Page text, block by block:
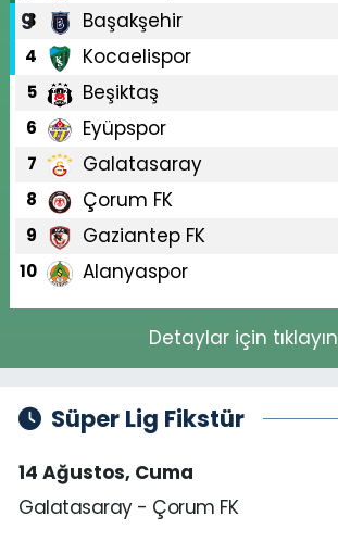
3 Başakşehir
4 Kocaelispor
5 Beşiktaş
6 Eyüpspor
7 Galatasaray
8 Çorum FK
9 Gaziantep FK
10 Alanyaspor
Detaylar için tıklayın
Süper Lig Fikstür
14 Ağustos, Cuma
Galatasaray - Çorum FK